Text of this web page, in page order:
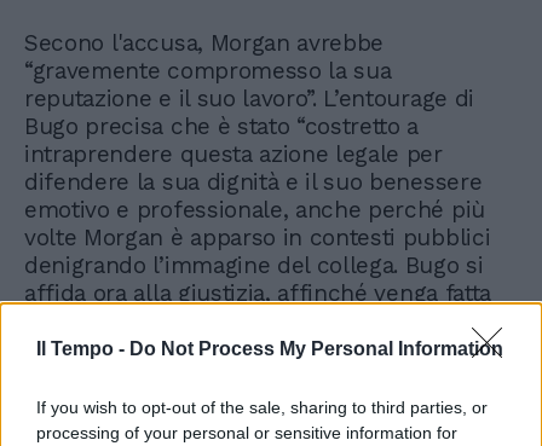
Il Tempo - Do Not Process My Personal Information
If you wish to opt-out of the sale, sharing to third parties, or
processing of your personal or sensitive information for
Secono l'accusa, Morgan avrebbe
“gravemente compromesso la sua
reputazione e il suo lavoro”. L’entourage di
Bugo precisa che è stato “costretto a
intraprendere questa azione legale per
difendere la sua dignità e il suo benessere
emotivo e professionale, anche perché più
volte Morgan è apparso in contesti pubblici
denigrando l’immagine del collega. Bugo si
affida ora alla giustizia, affinché venga fatta
luce su questa situazione e vengano ristabiliti
i fatti secondo verità ed equità”. Ai giudici